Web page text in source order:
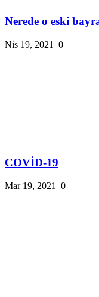
Nerede o eski
Nis 19, 2021 0
COVİD-19
Mar 19, 2021 0